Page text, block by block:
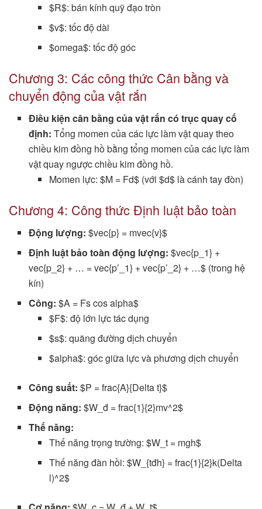
$R$: bán kính quỹ đạo tròn
$v$: tốc độ dài
$omega$: tốc độ góc
Chương 3: Các công thức Cân bằng và
chuyển động của vật rắn
Điều kiện cân bằng của vật rắn có trục quay cố
định: Tổng momen của các lực làm vật quay theo
chiều kim đồng hồ bằng tổng momen của các lực làm
vật quay ngược chiều kim đồng hồ.
Momen lực: $M = Fd$ (với $d$ là cánh tay đòn)
Chương 4: Công thức Định luật bảo toàn
Động lượng: $vec{p} = mvec{v}$
Định luật bảo toàn động lượng: $vec{p_1} +
vec{p_2} + … = vec{p’_1} + vec{p’_2} + …$ (trong hệ
kín)
Công: $A = Fs cos alpha$
$F$: độ lớn lực tác dụng
$s$: quãng đường dịch chuyển
$alpha$: góc giữa lực và phương dịch chuyển
Công suất: $P = frac{A}{Delta t}$
Động năng: $W_đ = frac{1}{2}mv^2$
Thế năng:
Thế năng trọng trường: $W_t = mgh$
Thế năng đàn hồi: $W_{tđh} = frac{1}{2}k(Delta
l)^2$